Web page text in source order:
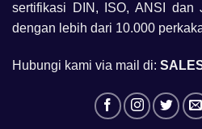
sertifikasi DIN, ISO, ANSI dan
dengan lebih dari 10.000
Hubungi kami via mail di: